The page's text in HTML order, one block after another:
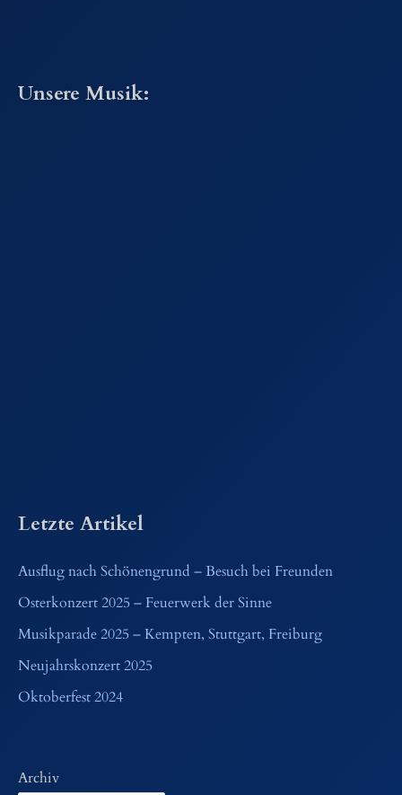
Unsere Musik:
Letzte Artikel
Ausflug nach Schönengrund – Besuch bei Freunden
Osterkonzert 2025 – Feuerwerk der Sinne
Musikparade 2025 – Kempten, Stuttgart, Freiburg
Neujahrskonzert 2025
Oktoberfest 2024
Archiv